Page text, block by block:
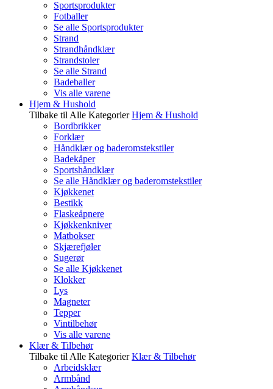
Sportsprodukter
Fotballer
Se alle Sportsprodukter
Strand
Strandhåndklær
Strandstoler
Se alle Strand
Badeballer
Vis alle varene
Hjem & Hushold
Tilbake til Alle Kategorier Hjem & Hushold
Bordbrikker
Forklær
Håndklær og baderomstekstiler
Badekåper
Sportshåndklær
Se alle Håndklær og baderomstekstiler
Kjøkkenet
Bestikk
Flaskeåpnere
Kjøkkenkniver
Matbokser
Skjærefjøler
Sugerør
Se alle Kjøkkenet
Klokker
Lys
Magneter
Tepper
Vintilbehør
Vis alle varene
Klær & Tilbehør
Tilbake til Alle Kategorier Klær & Tilbehør
Arbeidsklær
Armbånd